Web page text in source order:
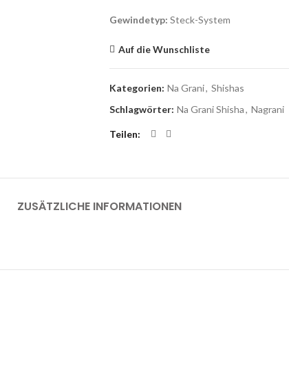
Gewindetyp: Steck-System
Auf die Wunschliste
Kategorien: Na Grani, Shishas
Schlagwörter: Na Grani Shisha, Nagrani
Teilen
ZUSÄTZLICHE INFORMATIONEN